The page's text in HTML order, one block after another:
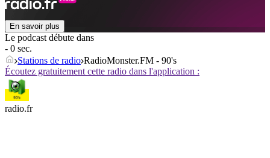
En savoir plus
Le podcast débute dans
- 0 sec.
Stations de radio RadioMonster.FM - 90's
Écoutez gratuitement cette radio dans l'application :
radio.fr